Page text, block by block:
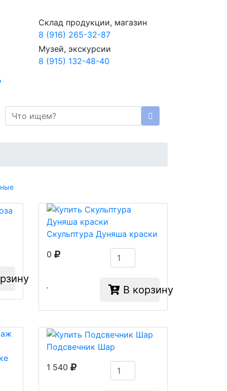
Склад продукции, магазин
8 (916) 265-32-87
Музей, экскурсии
8 (915) 132-48-40
Скульптура Дуняша краски
0
В корзину
Подсвечник Шар
1 540